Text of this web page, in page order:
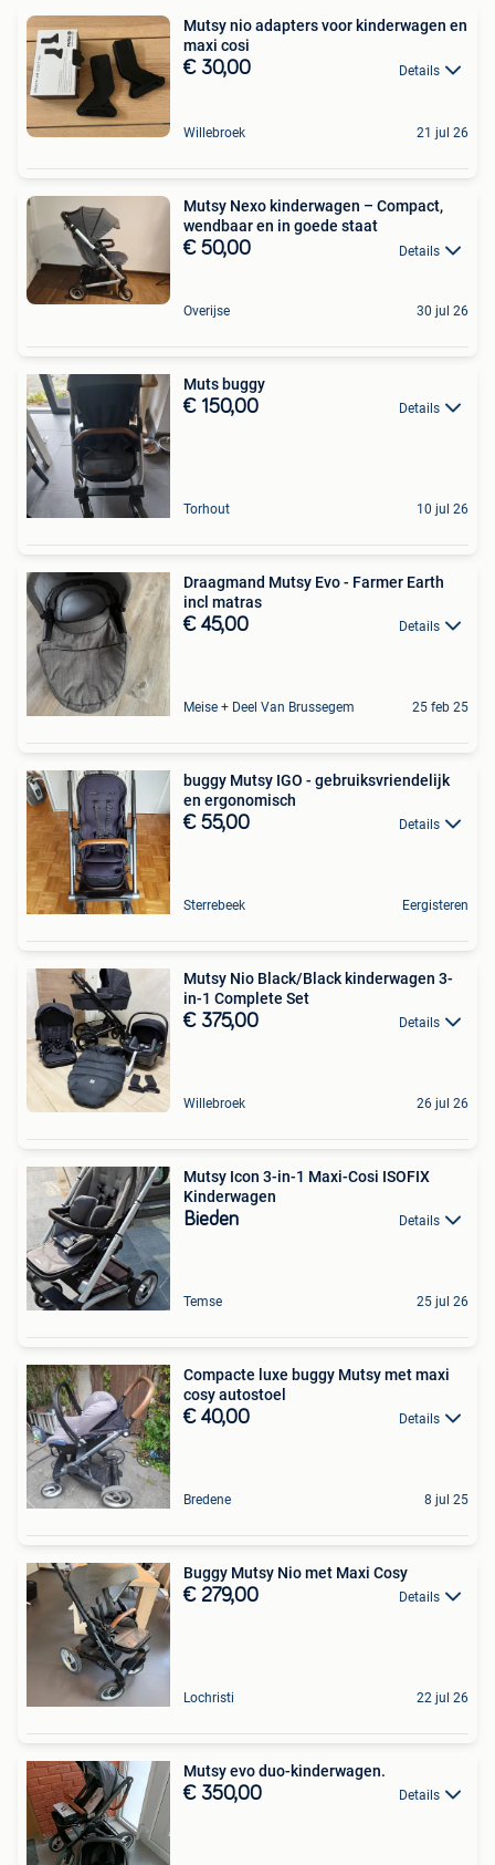
Mutsy nio adapters voor kinderwagen en
maxi cosi
€ 30,00 Details
Willebroek 21 jul 26
Mutsy Nexo kinderwagen – Compact,
wendbaar en in goede staat
€ 50,00 Details
Overijse 30 jul 26
Muts buggy
€ 150,00 Details
Torhout 10 jul 26
Draagmand Mutsy Evo - Farmer Earth
incl matras
€ 45,00 Details
Meise + Deel Van Brussegem 25 feb 25
buggy Mutsy IGO - gebruiksvriendelijk
en ergonomisch
€ 55,00 Details
Sterrebeek Eergisteren
Mutsy Nio Black/Black kinderwagen 3-
in-1 Complete Set
€ 375,00 Details
Willebroek 26 jul 26
Mutsy Icon 3-in-1 Maxi-Cosi ISOFIX
Kinderwagen
Bieden Details
Temse 25 jul 26
Compacte luxe buggy Mutsy met maxi
cosy autostoel
€ 40,00 Details
Bredene 8 jul 25
Buggy Mutsy Nio met Maxi Cosy
€ 279,00 Details
Lochristi 22 jul 26
Mutsy evo duo-kinderwagen.
€ 350,00 Details